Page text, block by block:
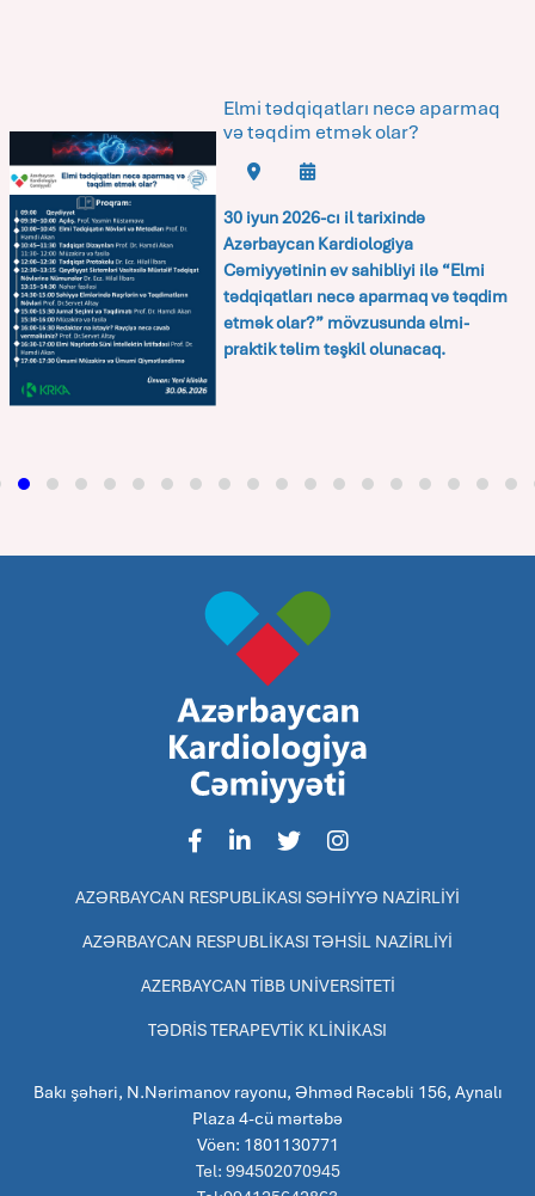
Elmi tədqiqatları necə aparmaq
və təqdim etmək olar?
30 iyun 2026-cı il tarixində
Azərbaycan Kardiologiya
Cəmiyyətinin ev sahibliyi ilə “Elmi
tədqiqatları necə aparmaq və təqdim
etmək olar?”mövzusunda elmi-
praktik təlim təşkil olunacaq.
AZƏRBAYCAN RESPUBLİKASI SƏHİYYƏ NAZİRLİYİ
AZƏRBAYCAN RESPUBLİKASI TƏHSİL NAZİRLİYİ
AZERBAYCAN TİBB UNİVERSİTETİ
TƏDRİS TERAPEVTİK KLİNİKASI
Bakı şəhəri, N.Nərimanov rayonu, Əhməd Rəcəbli 156, Aynalı
Plaza 4-cü mərtəbə
Vöen: 1801130771
Tel: 994502070945